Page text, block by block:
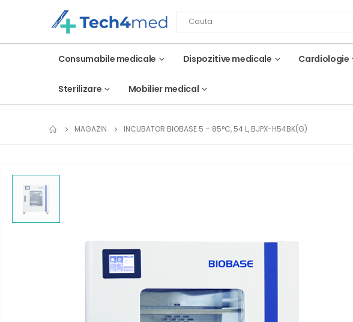
Consumabile medicale Dispozitive medicale Cardiologie
Sterilizare Mobilier medical
MAGAZIN INCUBATOR BIOBASE 5 – 85°C, 54 L, BJPX-H54BK(G)